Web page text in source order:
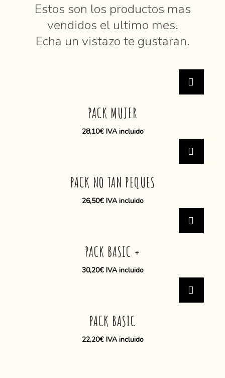
Estos son los productos mas
vendidos el ultimo mes.
Echa un vistazo te gustaran.
PACK MUJER
28,10€ IVA incluido
PACK NO TAN PEQUES
26,50€ IVA incluido
PACK BASIC +
30,20€ IVA incluido
PACK BASIC
22,20€ IVA incluido